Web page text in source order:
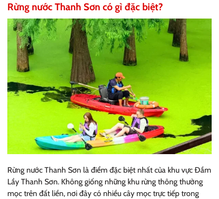
Rừng nước Thanh Sơn có gì đặc biệt?
Rừng nước Thanh Sơn là điểm đặc biệt nhất của khu vực Đầm
Lầy Thanh Sơn. Không giống những khu rừng thông thường
mọc trên đất liền, nơi đây có nhiều cây mọc trực tiếp trong